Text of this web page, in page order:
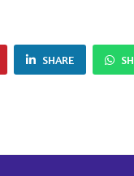
SHARE